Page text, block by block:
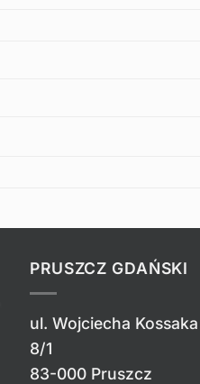
PRUSZCZ GDAŃSKI
ul. Wojciecha Kossaka
8/1
83-000 Pruszcz